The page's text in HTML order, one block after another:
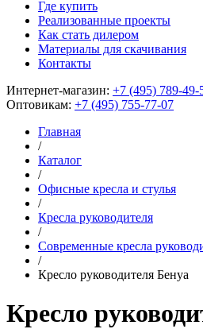
Где купить
Реализованные проекты
Как стать дилером
Материалы для скачивания
Контакты
Интернет-магазин: +7 (495) 789-49-
Оптовикам: +7 (495) 755-77-07
Главная
/
Каталог
/
Офисные кресла и стулья
/
Кресла руководителя
/
Современные кресла
/
Кресло руководителя Бенуа
Кресло